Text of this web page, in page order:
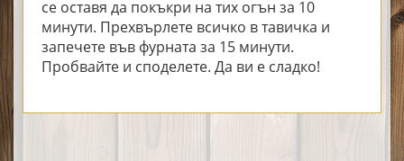
се оставя да покъкри на тих огън за 10
минути. Прехвърлете всичко в тавичка и
запечете във фурната за 15 минути.
Пробвайте и споделете. Да ви е сладко!